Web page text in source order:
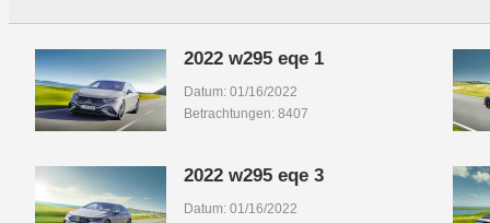
2022 w295 eqe 1
Datum: 01/16/2022
Betrachtungen: 8407
2022 w295 eqe 3
Datum: 01/16/2022